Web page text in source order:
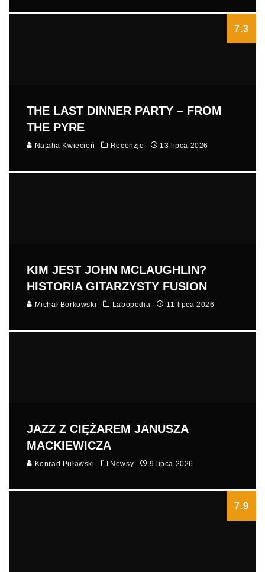
7.3
THE LAST DINNER PARTY – FROM
THE PYRE
Natalia Kwiecień Recenzje 13 lipca 2026
KIM JEST JOHN MCLAUGHLIN?
HISTORIA GITARZYSTY FUSION
Michał Borkowski Labopedia 11 lipca 2026
JAZZ Z CIĘŻAREM JANUSZA
MACKIEWICZA
Konrad Puławski Newsy 9 lipca 2026
7.9